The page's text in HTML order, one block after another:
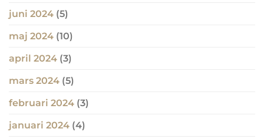
juni 2024 (5)
maj 2024 (10)
april 2024 (3)
mars 2024 (5)
februari 2024 (3)
januari 2024 (4)